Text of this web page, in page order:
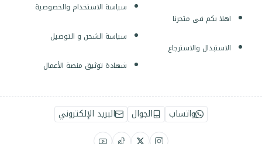
اهلا بكم فى متجرنا
الاستبدال والاسترجاع
سياسة الاستخدام والخصوصية
سياسة الشحن و التوصيل
شهادة توثيق منصة الأعمال
واتساب الجوال البريد الإلكتروني